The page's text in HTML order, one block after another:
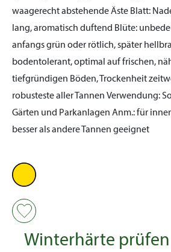
waagerecht abstehende Äste Blatt:
lang, aromatisch duftend Blüte:
anfangs grün oder rötlich, später
bodentolerant, optimal auf frischen,
tiefgründigen Böden, Trockenheit
robusteste aller Tannen Verwendung:
Gärten und Parkanlagen Anm.:für
besser als andere Tannen geeignet
Winterhärte prüfen